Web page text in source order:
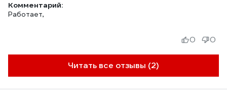
Комментарий:
Работает,
Читать все отзывы (2)
0 0